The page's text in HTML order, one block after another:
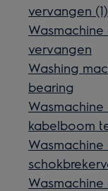
vervangen (1)
vervangen
Washing
bearing
kabelboom